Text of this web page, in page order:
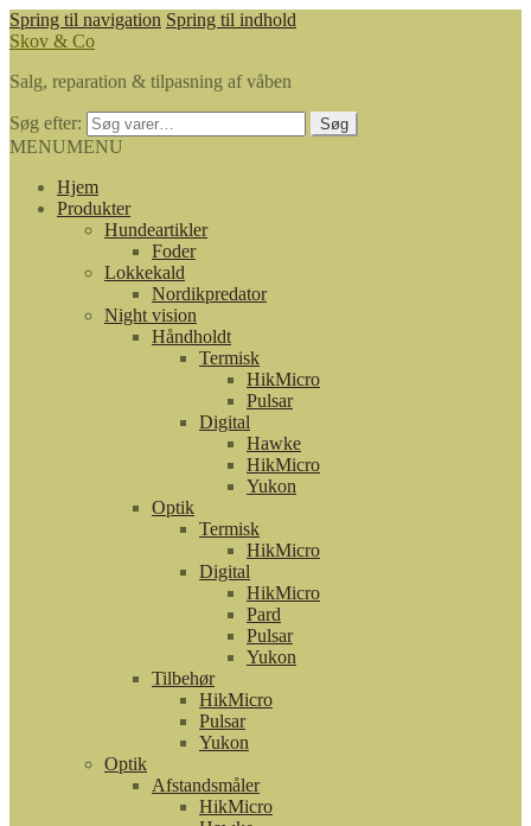
Spring til navigation Spring til indhold
Skov & Co
Salg, reparation & tilpasning af våben
Søg efter: Søg
MENUMENU
Hjem
Produkter
Hundeartikler
Foder
Lokkekald
Nordikpredator
Night vision
Håndholdt
Termisk
HikMicro
Pulsar
Digital
Hawke
HikMicro
Yukon
Optik
Termisk
HikMicro
Digital
HikMicro
Pard
Pulsar
Yukon
Tilbehør
HikMicro
Pulsar
Yukon
Optik
Afstandsmåler
HikMicro